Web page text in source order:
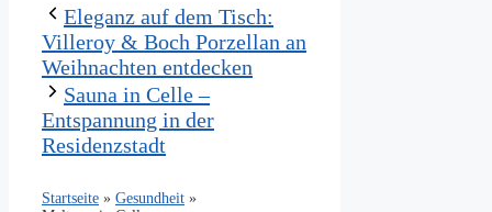
Eleganz auf dem Tisch:
Villeroy & Boch Porzellan an
Weihnachten entdecken
Sauna in Celle –
Entspannung in der
Residenzstadt
Startseite » Gesundheit »